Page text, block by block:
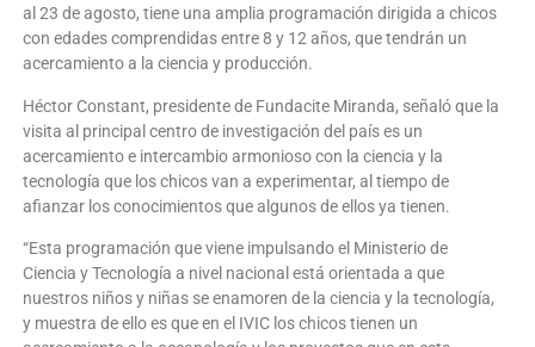
al 23 de agosto, tiene una amplia programación dirigida a chicos
con edades comprendidas entre 8 y 12 años, que tendrán un
acercamiento a la ciencia y producción.
Héctor Constant, presidente de Fundacite Miranda, señaló que la
visita al principal centro de investigación del país es un
acercamiento e intercambio armonioso con la ciencia y la
tecnología que los chicos van a experimentar, al tiempo de
afianzar los conocimientos que algunos de ellos ya tienen.
“Esta programación que viene impulsando el Ministerio de
Ciencia y Tecnología a nivel nacional está orientada a que
nuestros niños y niñas se enamoren de la ciencia y la tecnología,
y muestra de ello es que en el IVIC los chicos tienen un